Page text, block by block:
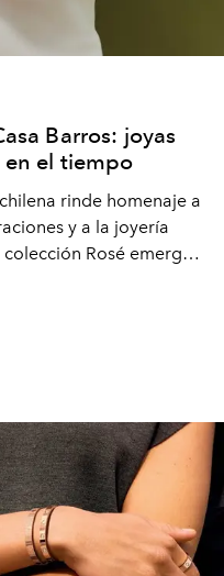
Barros: joyas
el tiempo
rinde homenaje a
y a la joyería
Rosé emerge